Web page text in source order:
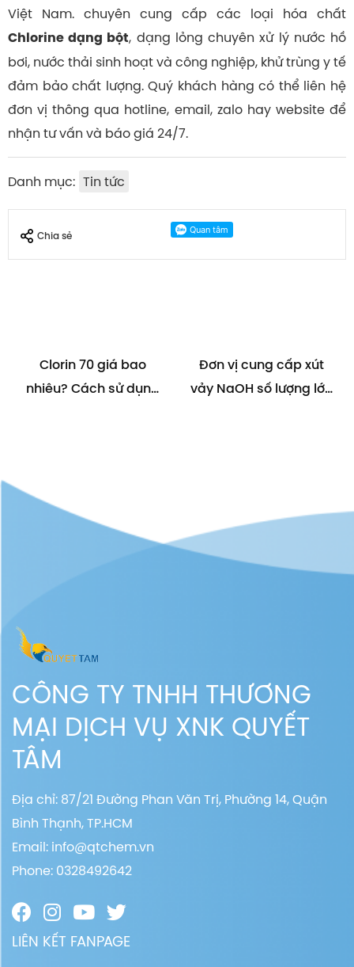
Việt Nam. chuyên cung cấp các loại hóa chất
Chlorine dạng bột, dạng lỏng chuyên xử lý nước hồ
bơi, nước thải sinh hoạt và công nghiệp, khử trùng y tế
đảm bảo chất lượng. Quý khách hàng có thể liên hệ
đơn vị thông qua hotline, email, zalo hay website để
nhận tư vấn và báo giá 24/7.
Danh mục: Tin tức
Chia sẻ
Clorin 70 giá bao
nhiêu? Cách sử dụng
Đơn vị cung cấp xút
vảy NaOH số lượng lớn
CÔNG TY TNHH THƯƠNG
MẠI DỊCH VỤ XNK QUYẾT
TÂM
Địa chỉ: 87/21 Đường Phan Văn Trị, Phường 14, Quận
Bình Thạnh, TP.HCM
Email: info@qtchem.vn
Phone: 0328492642
LIÊN KẾT FANPAGE